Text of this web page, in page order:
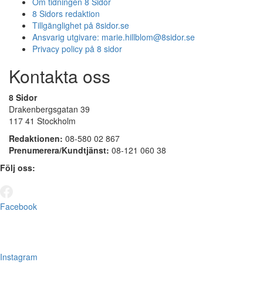
8 Sidors redaktion
Tillgänglighet på 8sidor.se
Ansvarig utgivare: marie.hillblom@8sidor.se
Privacy policy på 8 sidor
Kontakta oss
8 Sidor
Drakenbergsgatan 39
117 41 Stockholm
Redaktionen: 08-580 02 867
Prenumerera/Kundtjänst: 08-121 060 38
Följ oss:
Facebook
Instagram